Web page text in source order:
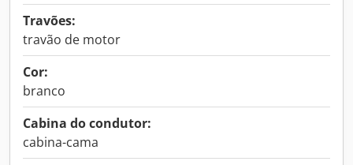
Travões:
travão de motor
Cor:
branco
Cabina do condutor:
cabina-cama